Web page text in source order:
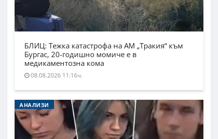
БЛИЦ: Тежка катастрофа на АМ „Тракия“ към
Бургас, 20-годишно момиче е в
медикаментозна кома
08.08.2026 11:16ч.
АНАЛИЗИ